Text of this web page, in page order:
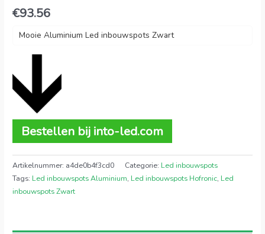
€93.56
Mooie Aluminium Led inbouwspots Zwart
Bestellen bij into-led.com
Artikelnummer: a4de0b4f3cd0 Categorie: Led inbouwspots
Tags: Led inbouwspots Aluminium, Led inbouwspots Hofronic, Led
inbouwspots Zwart